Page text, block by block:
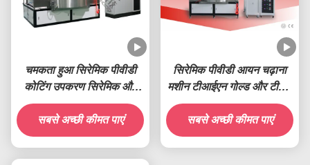
चमकता हुआ सिरेमिक पीवीडी
कोटिंग उपकरण सिरेमिक और
कांच के बने पदार्थ पर टाइटेनियम
ऑक्साइड चढ़ाना
सबसे अच्छी कीमत पाएं
सिरेमिक पीवीडी आयन चढ़ाना
मशीन टीआईएन गोल्ड और टीआई
सिल्वर सिरेमिक कोटिंग्स
सबसे अच्छी कीमत पाएं